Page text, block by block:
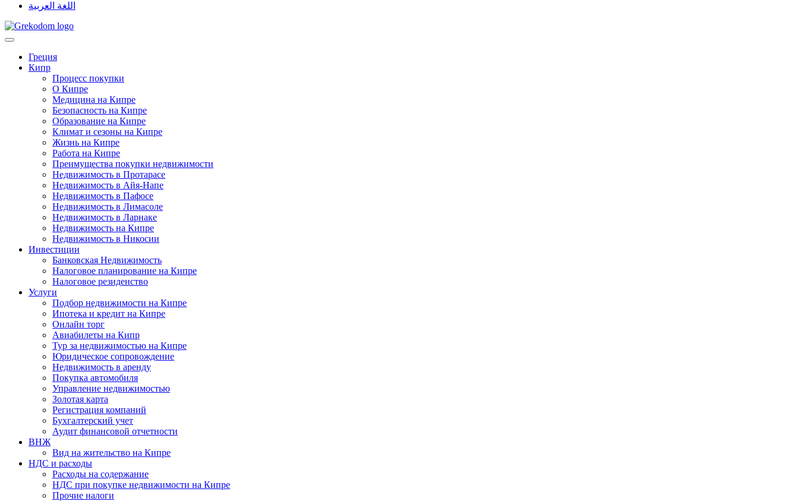
اللغة العربية
Греция
Кипр
Процесс покупки
О Кипре
Медицина на Кипре
Безопасность на Кипре
Образование на Кипре
Климат и сезоны на Кипре
Жизнь на Кипре
Работа на Кипре
Преимущества покупки недвижимости
Недвижимость в Протарасе
Недвижимость в Айя-Напе
Недвижимость в Пафосе
Недвижимость в Лимасоле
Недвижимость в Ларнаке
Недвижимость на Кипре
Недвижимость в Никосии
Инвестиции
Банковская Недвижимость
Налоговое планирование на Кипре
Налоговое резиденство
Услуги
Подбор недвижимости на Кипре
Ипотека и кредит на Кипре
Онлайн торг
Авиабилеты на Кипр
Тур за недвижимостью на Кипре
Юридическое сопровождение
Недвижимость в аренду
Покупка автомобиля
Управление недвижимостью
Золотая карта
Регистрация компаний
Бухгалтерский учет
Аудит финансовой отчетности
ВНЖ
Вид на жительство на Кипре
НДС и расходы
Расходы на содержание
НДС при покупке недвижимости на Кипре
Прочие налоги